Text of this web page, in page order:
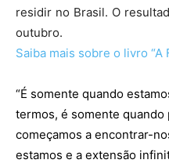
residir no Brasil. O
outubro.
Saiba mais sobre o livro “A
“É somente quando
termos, é somente
começamos a encontrar-
estamos e a extensão